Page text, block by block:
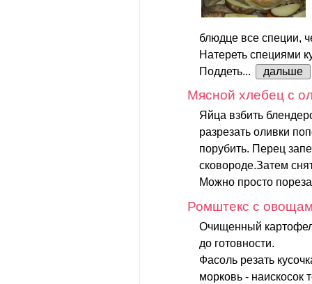
блюдце все специи,
Натереть специями
Поддеть...
дальше
Мясной хлебец с
Яйца взбить
разрезать оливки
порубить. Перец
сковороде.Затем
Можно просто
Ромштекс с
Очищенный
до готовности.
Фасоль резать
морковь - наискосок